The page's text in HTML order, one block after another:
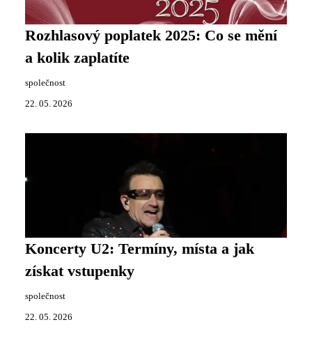
Rozhlasový poplatek 2025: Co se mění
a kolik zaplatíte
společnost
22. 05. 2026
Koncerty U2: Termíny, místa a jak
získat vstupenky
společnost
22. 05. 2026